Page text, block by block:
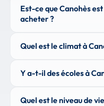
Est-ce que Canohès
acheter ?
Quel est le climat à
Y a-t-il des écoles à
Quel est le niveau de